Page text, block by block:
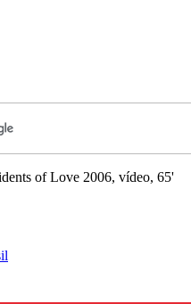
of Love 2006, vídeo, 65'